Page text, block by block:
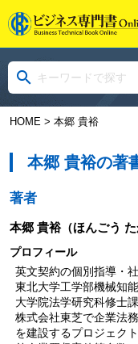
HOME> 本郷 貴裕
本郷 貴裕の著
著者
本郷 貴裕（ほんごう た
プロフィール
英文契約の個別指導・
東北大学工学部機械知
大学院法学研究科修士課
株式会社東芝で企業法
を建設するプロジェク